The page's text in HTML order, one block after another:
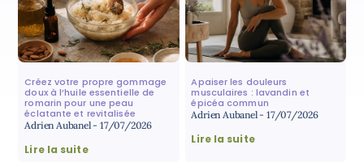
Créez votre propre gommage
doux à l’huile essentielle de
romarin pour une peau
éclatante et revitalisée
Adrien Aubanel 17/07/2026
Lire la suite
Apaiser les douleurs
musculaires : lavandin et
épicéa commun
Adrien Aubanel 17/07/2026
Lire la suite